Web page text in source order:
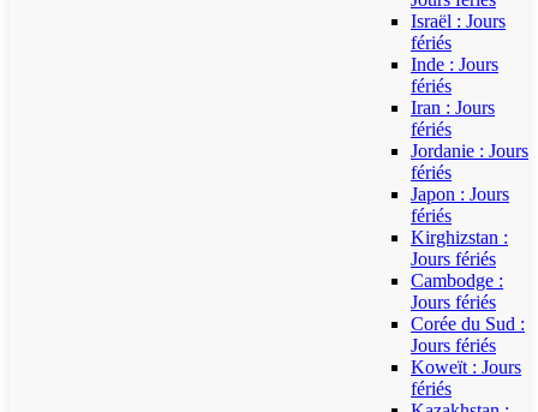
Israël : Jours
fériés
Inde : Jours
fériés
Iran : Jours
fériés
Jordanie : Jours
fériés
Japon : Jours
fériés
Kirghizstan :
Jours fériés
Cambodge :
Jours fériés
Corée du Sud :
Jours fériés
Koweït : Jours
fériés